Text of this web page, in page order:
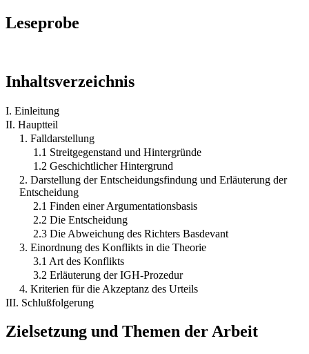
Leseprobe
Inhaltsverzeichnis
I. Einleitung
II. Hauptteil
1. Falldarstellung
1.1 Streitgegenstand und Hintergründe
1.2 Geschichtlicher Hintergrund
2. Darstellung der Entscheidungsfindung und Erläuterung der
Entscheidung
2.1 Finden einer Argumentationsbasis
2.2 Die Entscheidung
2.3 Die Abweichung des Richters Basdevant
3. Einordnung des Konflikts in die Theorie
3.1 Art des Konflikts
3.2 Erläuterung der IGH-Prozedur
4. Kriterien für die Akzeptanz des Urteils
III. Schlußfolgerung
Zielsetzung und Themen der Arbeit